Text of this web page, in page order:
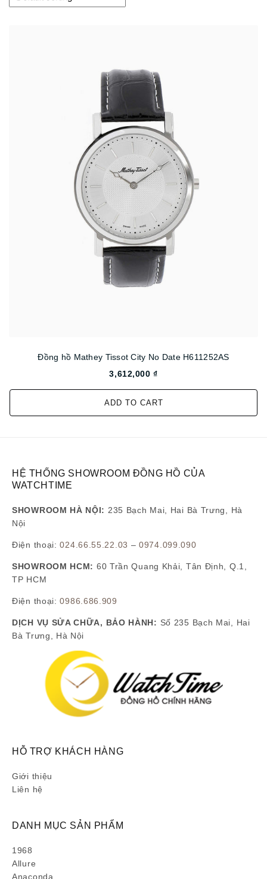
Đồng hồ Mathey Tissot City No Date H611252AS
3,612,000 ₫
ADD TO CART
HỆ THỐNG SHOWROOM ĐỒNG HỒ CỦA
WATCHTIME
SHOWROOM HÀ NỘI: 235 Bạch Mai, Hai Bà Trưng, Hà
Nội
Điện thoại:024.66.55.22.03 –0974.099.090
SHOWROOM HCM: 60 Trần Quang Khải, Tân Định, Q.1,
TP HCM
Điện thoại:0986.686.909
DỊCH VỤ SỬA CHỮA, BẢO HÀNH: Số 235 Bạch Mai, Hai
Bà Trưng, Hà Nội
HỖ TRỢ KHÁCH HÀNG
Giới thiệu
Liên hệ
DANH MỤC SẢN PHẨM
1968
Allure
Anaconda